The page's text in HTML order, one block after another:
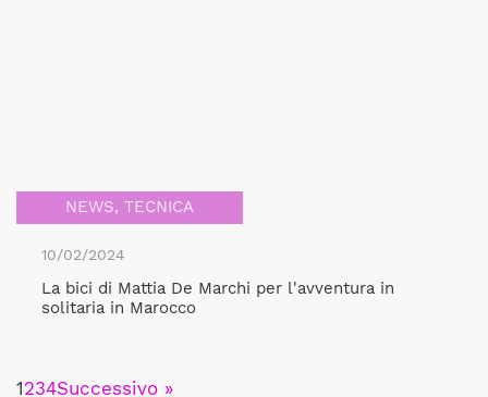
NEWS, TECNICA
10/02/2024
La bici di Mattia De Marchi per l'avventura in
solitaria in Marocco
1234Successivo »